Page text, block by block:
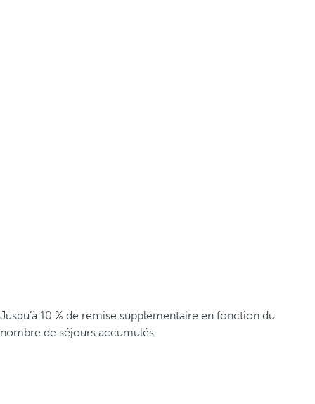
Jusqu’à 10 % de remise supplémentaire en fonction du
nombre de séjours accumulés